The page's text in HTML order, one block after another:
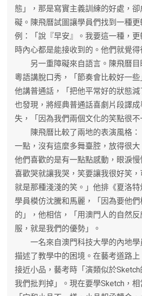
態」，那是寫實主義訓練的好處，
礙。陳飛曆試圖讓學員們找到一種
例：「說『早安』。我要這一種，
時內心都是能接收到的。他們就覺得
另一重障礙來自語言。陳飛曆目
粵語講脫口秀，「節奏會比較好一
他講普通話，「把他平常好的狀態
也發現，將經典普通話喜劇片段譯
失，「因為我們兩個文化的笑點很不
陳飛曆比較了兩地的表演風格：
一點，沒有這麼多舞臺腔，放得很大
他們喜歡的是有一點點感動，眼淚
喜歡哭就讓我哭，笑要讓我很好笑
就是那種淺淺的笑。」他排《夏洛
學員模仿沈騰和馬麗，「因為要他
的」，他相信，「用澳門人的自然
服，就是我們的優勢」。
一名來自澳門科技大學的內地學
描述了教學中的困境。在藝考道路上
接近小品，藝考時「演類似於
我們批判掉」。現在要學Sketch，相